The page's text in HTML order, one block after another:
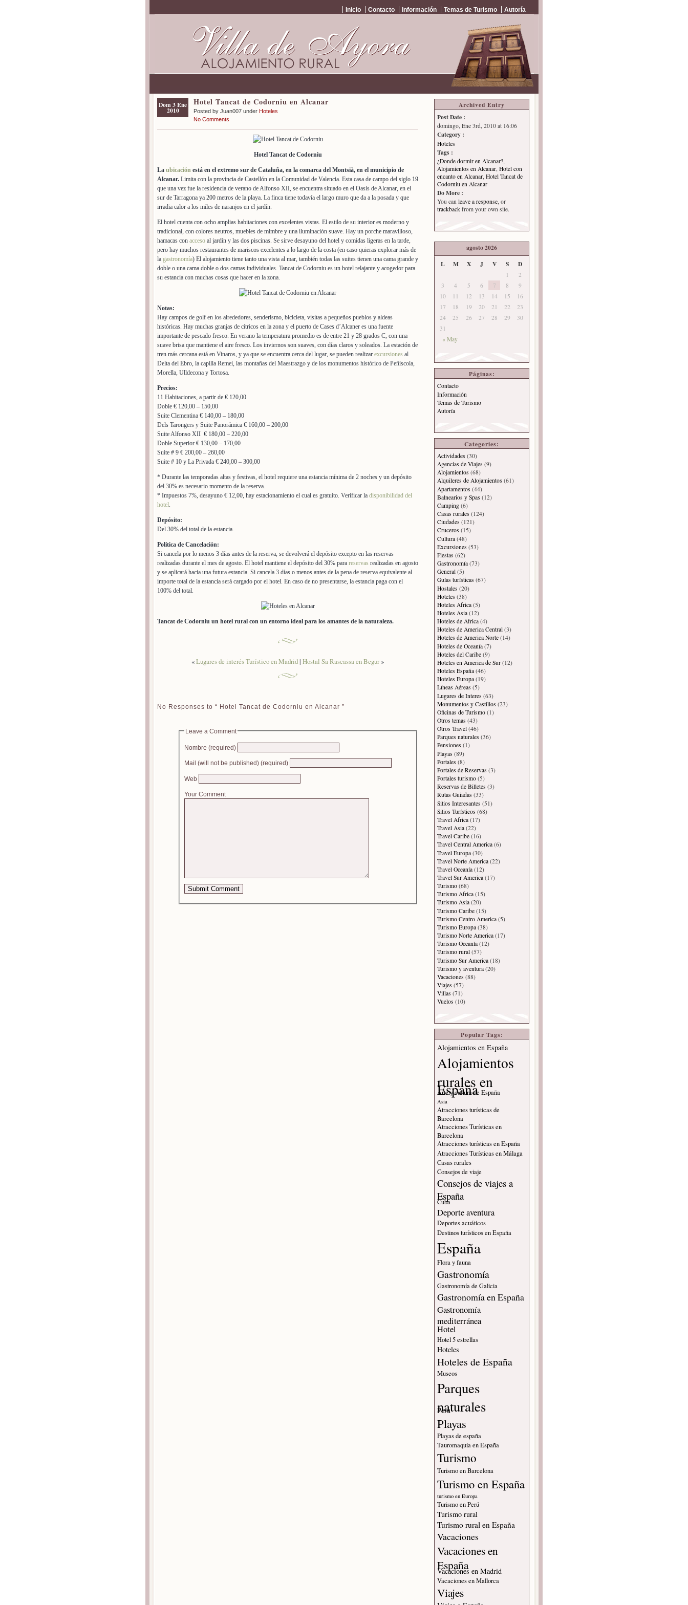
Inicio Contacto Información Temas de Turismo Autoría
Dom 3 Ene
2010
Hotel Tancat de Codorniu en Alcanar
Posted by Juan007 under Hoteles
No Comments
Hotel Tancat de Codorniu
La ubicación está en el extremo sur de Cataluña, en la comarca del Montsià, en el municipio de
Alcanar. Limita con la provincia de Castellón en la Comunidad de Valencia. Esta casa de campo del siglo 19
que una vez fue la residencia de verano de Alfonso XII, se encuentra situado en el Oasis de Alcanar, en el
sur de Tarragona ya 200 metros de la playa. La finca tiene todavía el largo muro que da a la posada y que
irradia calor a los miles de naranjos en el jardín.
El hotel cuenta con ocho amplias habitaciones con excelentes vistas. El estilo de su interior es moderno y
tradicional, con colores neutros, muebles de mimbre y una iluminación suave. Hay un porche maravilloso,
hamacas con acceso al jardín y las dos piscinas. Se sirve desayuno del hotel y comidas ligeras en la tarde,
pero hay muchos restaurantes de mariscos excelentes a lo largo de la costa (en caso quieras explorar más de
la gastronomía) El alojamiento tiene tanto una vista al mar, también todas las suites tienen una cama grande y
doble o una cama doble o dos camas individuales. Tancat de Codorniu es un hotel relajante y acogedor para
su estancia con muchas cosas que hacer en la zona.
Notas:
Hay campos de golf en los alrededores, senderismo, bicicleta, visitas a pequeños pueblos y aldeas
históricas. Hay muchas granjas de cítricos en la zona y el puerto de Cases d’Alcaner es una fuente
importante de pescado fresco. En verano la temperatura promedio es de entre 21 y 28 grados C, con una
suave brisa que mantiene el aire fresco. Los inviernos son suaves, con días claros y soleados. La estación de
tren más cercana está en Vinaros, y ya que se encuentra cerca del lugar, se pueden realizar excursiones al
Delta del Ebro, la capilla Remei, las montañas del Maestrazgo y de los monumentos histórico de Peñíscola,
Morella, Ulldecona y Tortosa.
Precios:
11 Habitaciones, a partir de € 120,00
Doble € 120,00 – 150,00
Suite Clementina € 140,00 – 180,00
Dels Tarongers y Suite Panorámica € 160,00 – 200,00
Suite Alfonso XII € 180,00 – 220,00
Doble Superior € 130,00 – 170,00
Suite # 9 € 200,00 – 260,00
Suite # 10 y La Privada € 240,00 – 300,00
* Durante las temporadas altas y festivas, el hotel requiere una estancia mínima de 2 noches y un depósito
del 30% es necesario momento de la reserva.
* Impuestos 7%, desayuno € 12,00, hay estacionamiento el cual es gratuito. Verificar la disponibilidad del
hotel.
Depósito:
Del 30% del total de la estancia.
Política de Cancelación:
Si cancela por lo menos 3 días antes de la reserva, se devolverá el depósito excepto en las reservas
realizadas durante el mes de agosto. El hotel mantiene el depósito del 30% para reservas realizadas en agosto
y se aplicará hacia una futura estancia. Si cancela 3 días o menos antes de la pena de reserva equivalente al
importe total de la estancia será cargado por el hotel. En caso de no presentarse, la estancia paga con el
100% del total.
Tancat de Codorniu un hotel rural con un entorno ideal para los amantes de la naturaleza.
«Lugares de interés Turístico en Madrid| Hostal Sa Rascassa en Begur»
No Responses to “ Hotel Tancat de Codorniu en Alcanar ”
Leave a Comment
Nombre (required)
Mail (will not be published) (required)
Web
Your Comment
Archived Entry
Post Date :
domingo, Ene 3rd, 2010 at 16:06
Category :
Hoteles
Tags :
¿Donde dormir en Alcanar?
Alojamientos en Alcanar Hotel con
encanto en Alcanar Hotel Tancat de
Codorniu en Alcanar
Do More :
You can leave a response, or
trackback from your own site.
agosto 2026
L
M X J V S D
« May
1
2
3
4 5 6 7 8
9
10
11 12 13 14 15
16
17
18 19 20 21 22
23
24
25 26 27 28 29
30
31
Páginas:
Contacto
Información
Temas de Turismo
Autoría
Categories:
Actividades (30)
Agencias de Viajes (9)
Alojamientos (68)
Alquileres de Alojamientos (61)
Apartamentos (44)
Balnearios y Spas (12)
Camping (6)
Casas rurales (124)
Ciudades (121)
Cruceros (15)
Cultura (48)
Excursiones (53)
Fiestas (62)
Gastronomía (73)
General (5)
Guías turísticas (67)
Hostales (20)
Hoteles (38)
Hoteles Africa (5)
Hoteles Asia (12)
Hoteles de Africa (4)
Hoteles de America Central (3)
Hoteles de America Norte (14)
Hoteles de Oceanía (7)
Hoteles del Caribe (9)
Hoteles en America de Sur (12)
Hoteles España (46)
Hoteles Europa (19)
Líneas Aéreas (5)
Lugares de Interes (63)
Monumentos y Castillos (23)
Oficinas de Turismo (1)
Otros temas (43)
Otros Travel (46)
Parques naturales (36)
Pensiones (1)
Playas (89)
Portales (8)
Portales de Reservas (3)
Portales turismo (5)
Reservas de Billetes (3)
Rutas Guiadas (33)
Sitios Interesantes (51)
Sitios Turísticos (68)
Travel Africa (17)
Travel Asia (22)
Travel Caribe (16)
Travel Central America (6)
Travel Europa (30)
Travel Norte America (22)
Travel Oceanía (12)
Travel Sur America (17)
Turismo (68)
Turismo Africa (15)
Turismo Asia (20)
Turismo Caribe (15)
Turismo Centro America (5)
Turismo Europa (38)
Turismo Norte America (17)
Turismo Oceanía (12)
Turismo rural (57)
Turismo Sur America (18)
Turismo y aventura (20)
Vacaciones (88)
Viajes (57)
Villas (71)
Vuelos (10)
Popular Tags:
Alojamientos en España
Alojamientos
rurales en
España
Arte y cultura de España
Asia
Atracciones turísticas de
Barcelona
Atracciones Turísticas en
Barcelona
Atracciones turísticas en España
Atracciones Turísticas en Málaga
Casas rurales
Consejos de viaje
Consejos de viajes a
España
Cuba
Deporte aventura
Deportes acuáticos
Destinos turísticos en España
España
Flora y fauna
Gastronomía
Gastronomía de Galicia
Gastronomía en España
Gastronomía
mediterránea
Hotel
Hotel 5 estrellas
Hoteles
Hoteles de España
Museos
Parques
naturales
Peru
Playas
Playas de españa
Tauromaquia en España
Turismo
Turismo en Barcelona
Turismo en España
turismo en Europa
Turismo en Perú
Turismo rural
Turismo rural en España
Vacaciones
Vacaciones en
España
Vacaciones en Madrid
Vacaciones en Mallorca
Viajes